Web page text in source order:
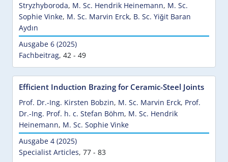
Stryzhyboroda, M. Sc. Hendrik Heinemann, M. Sc.
Sophie Vinke, M. Sc. Marvin Erck, B. Sc. Yiğit Baran
Aydın
Ausgabe 6 (2025)
Fachbeitrag, 42 - 49
Efficient Induction Brazing for Ceramic-Steel Joints
Prof. Dr.-Ing. Kirsten Bobzin, M. Sc. Marvin Erck, Prof.
Dr.-Ing. Prof. h. c. Stefan Böhm, M. Sc. Hendrik
Heinemann, M. Sc. Sophie Vinke
Ausgabe 4 (2025)
Specialist Articles, 77 - 83